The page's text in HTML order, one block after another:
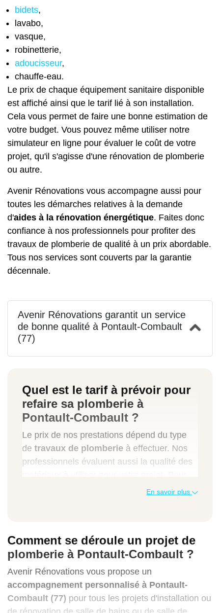
bidets,
lavabo,
vasque,
robinetterie,
adoucisseur,
chauffe-eau.
Le prix de chaque équipement sanitaire disponible
est affiché ainsi que le tarif lié à son installation.
Cela vous permet de faire une bonne estimation de
votre budget. Vous pouvez même utiliser notre
simulateur en ligne pour évaluer le coût de votre
projet, qu'il s'agisse d'une rénovation de plomberie
ou autre.
Avenir Rénovations vous accompagne aussi pour
toutes les démarches relatives à la demande
d'aides à la rénovation énergétique. Faites donc
confiance à nos professionnels pour profiter des
travaux de plomberie de qualité à un prix abordable.
Tous nos services sont couverts par la garantie
décennale.
Avenir Rénovations garantit un service
de bonne qualité à Pontault-Combault
(77)
Quel est le tarif à prévoir pour
refaire sa plomberie à
Pontault-Combault ?
Le prix de nos prestations dépend du type
de travaux de plomberie à effectuer. Nos
professionnels évaluent aussi la qualité des
Pontault-
Voici un tableau qui présente quelques
services courants que nous proposons ainsi
Types de travaux de plomberie
En savoir plus
Comment se déroule un projet de
plomberie à Pontault-Combault ?
Avenir Rénovations vous propose un
accompagnement personnalisé à Pontault-
Combault (77) pour tous les projets d'installation ou